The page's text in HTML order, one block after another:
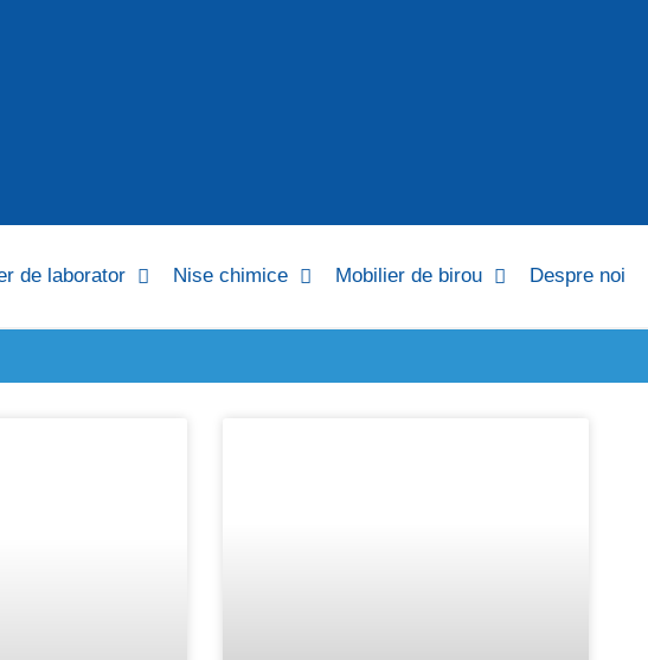
de laborator Nise chimice Mobilier de birou Despre noi